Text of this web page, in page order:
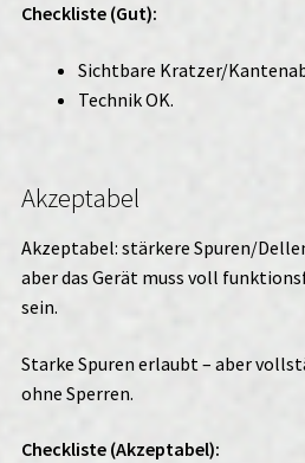
Checkliste (Gut):
Sichtbare Kratzer/
Technik OK.
Akzeptabel
Akzeptabel: stärkere Spuren/
aber das Gerät muss voll
sein.
Starke Spuren erlaubt – aber
ohne Sperren.
Checkliste (Akzeptabel):